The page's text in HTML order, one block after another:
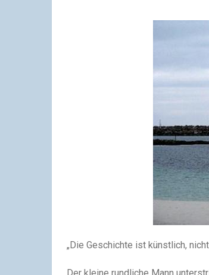
„Die Geschichte ist künstlich,